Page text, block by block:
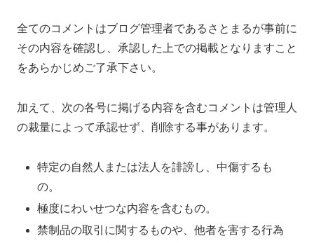
全てのコメントはブログ管理者であるさとまるが事前に
その内容を確認し、承認した上での掲載となりますこと
をあらかじめご了承下さい。
加えて、次の各号に掲げる内容を含むコメントは管理人
の裁量によって承認せず、削除する事があります。
特定の自然人または法人を誹謗し、中傷するも
の。
極度にわいせつな内容を含むもの。
禁制品の取引に関するものや、他者を害する行為